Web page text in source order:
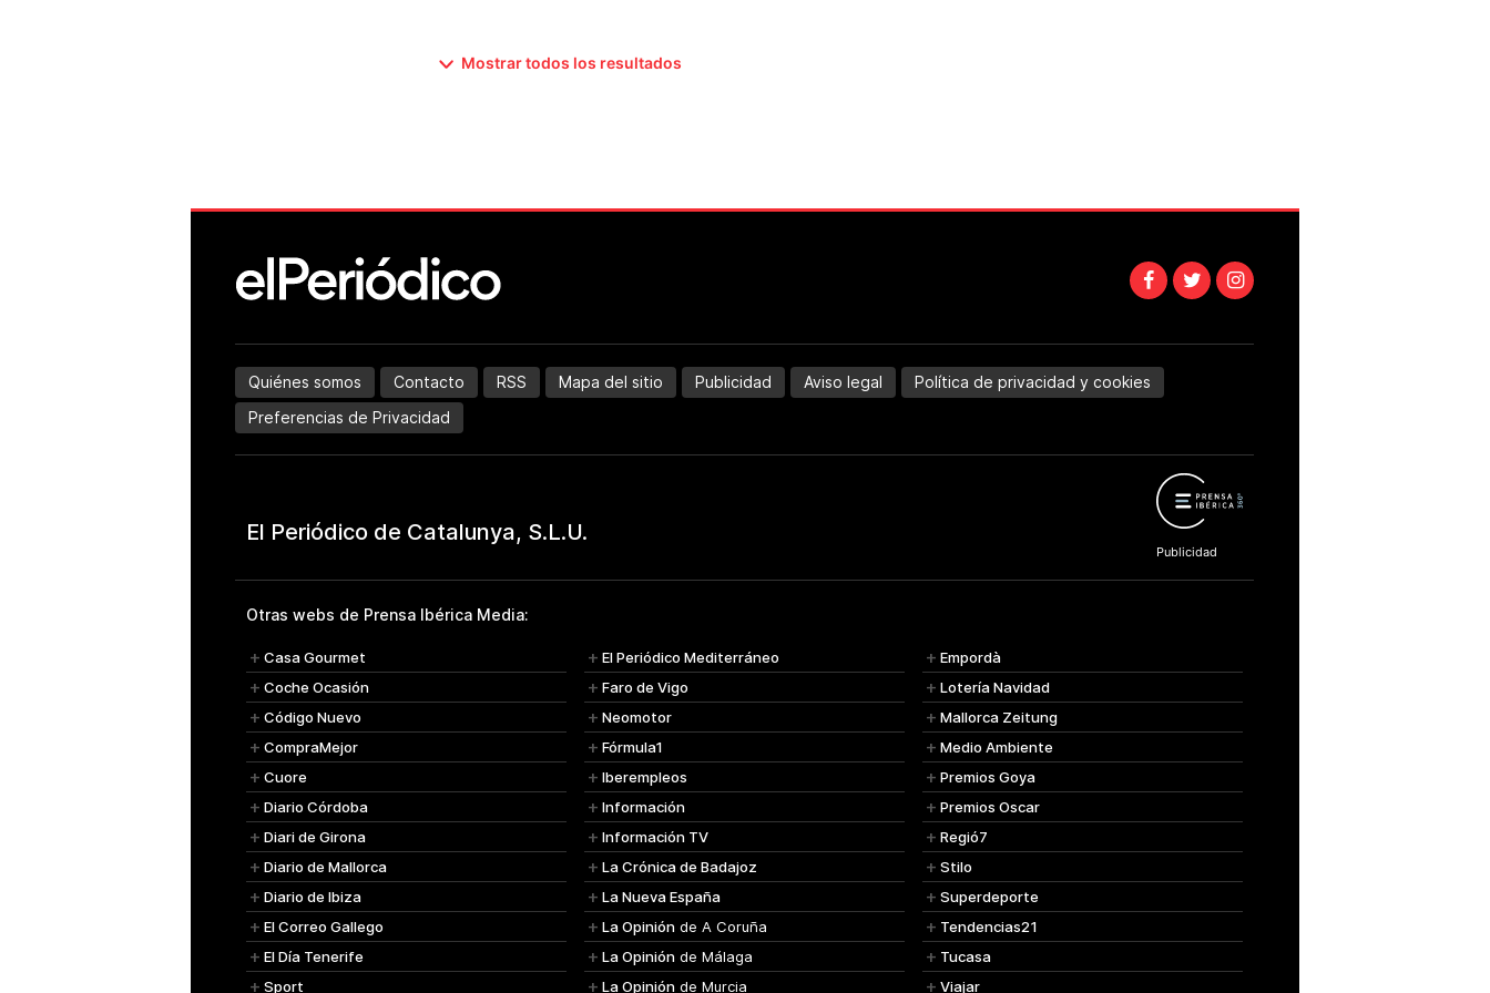
Mostrar todos los resultados
Quiénes somos Contacto RSS Mapa del sitio Publicidad Aviso legal
Política de privacidad y cookies
Preferencias de Privacidad
Otras webs de Prensa Ibérica Media:
Casa Gourmet
Coche Ocasión
Código Nuevo
CompraMejor
Cuore
Diario Córdoba
Diari de Girona
Diario de Mallorca
Diario de Ibiza
El Correo Gallego
El Día Tenerife
Sport
El Periódico Mediterráneo
Faro de Vigo
Neomotor
Fórmula1
Iberempleos
Información
Información TV
La Crónica de Badajoz
La Nueva España
La Opinión de A Coruña
La Opinión de Málaga
La Opinión de Murcia
Empordà
Lotería Navidad
Mallorca Zeitung
Medio Ambiente
Premios Goya
Premios Oscar
Regió7
Stilo
Superdeporte
Tendencias21
Tucasa
Viajar